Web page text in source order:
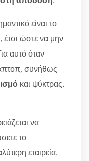
είναι το
, έτσι ώστε να μην
αυτό όταν
συνήθως
και ψύκτρας.
να
το
εταιρεία.